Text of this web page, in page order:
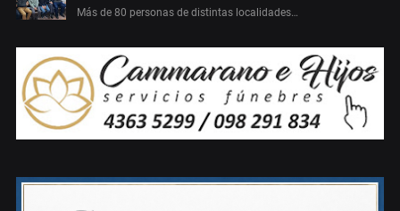
Más de 80 personas de distintas localidades…